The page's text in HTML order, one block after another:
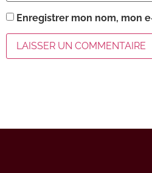
Enregistrer mon nom, mon